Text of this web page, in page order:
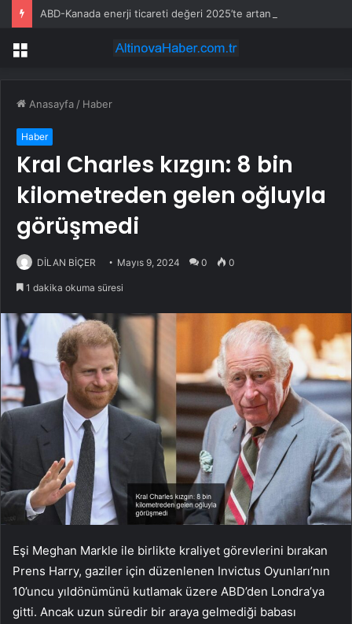
Menü
Anasayfa / Haber
Haber
Kral Charles kızgın: 8 bin
kilometreden gelen oğluyla
görüşmedi
DİLAN BİÇER Mayıs 9, 2024 0 0
1 dakika okuma süresi
Eşi Meghan Markle ile birlikte kraliyet görevlerini bırakan
Prens Harry, gaziler için düzenlenen Invictus Oyunları’nın
10’uncu yıldönümünü kutlamak üzere ABD’den Londra’ya
gitti. Ancak uzun süredir bir araya gelmediği babası